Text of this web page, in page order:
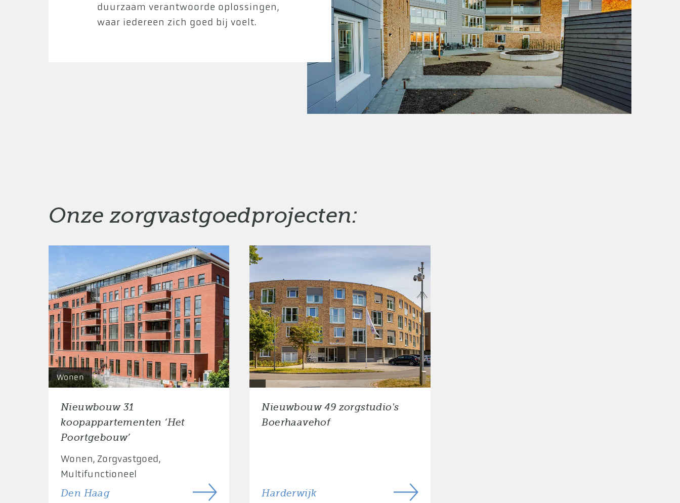
duurzaam verantwoorde oplossingen,
waar iedereen zich goed bij voelt.
Onze zorgvastgoedprojecten:
Wonen
Nieuwbouw 31
koopappartementen ‘Het
Poortgebouw’
Wonen Zorgvastgoed
Multifunctioneel
Den Haag
Nieuwbouw 49 zorgstudio's
Boerhaavehof
Harderwijk